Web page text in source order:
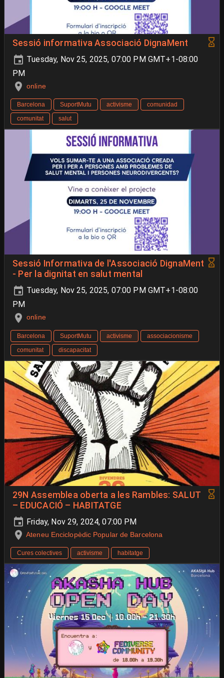
Sessió informativa Associació DignaMent
Tuesday, Nov 25, 2025, 07:00 PM GMT+1-08:00
PM
online
Barcelona SuportMutu activisme
comunidad
comunitat
salut
Sessió Informativa de l'Associació DignaMent
- Per la dignitat en salut mental
Tuesday, Nov 25, 2025, 07:00 PM GMT+1-08:00
PM
online
Barcelona SuportMutu activisme
associacionisme
comunitat
discapacitat
29N Assemblea oberta a les Rambles: SALUT
– EDUCACIÓ – HABITATGE
Friday, Nov 29, 2024, 07:00 PM
Ateneu Enciclopèdic Popular de Barcelona
Cures colectives activisme habitatge